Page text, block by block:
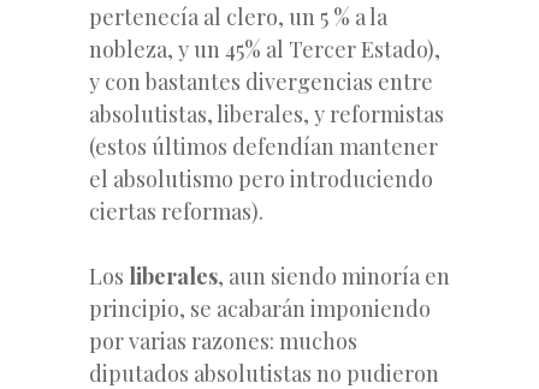
pertenecía al clero, un 5 % a la
nobleza, y un 45% al Tercer Estado),
y con bastantes divergencias entre
absolutistas, liberales, y reformistas
(estos últimos defendían mantener
el absolutismo pero introduciendo
ciertas reformas).
Los liberales, aun siendo minoría en
principio, se acabarán imponiendo
por varias razones: muchos
diputados absolutistas no pudieron